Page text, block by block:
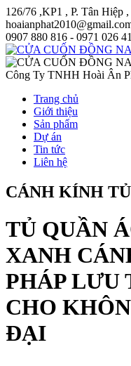
126/76 ,KP1 , P. Tân Hiệp
0907 880 816 - 0971 026
Công Ty TNHH Hoài Ân
Trang chủ
Giới thiệu
Sản phẩm
Dự án
Tin tức
Liên hệ
CÁNH KÍNH
TỦ QUẦN
XANH
PHÁP LƯU
CHO
ĐẠI